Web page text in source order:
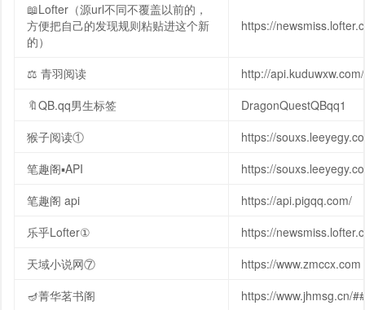
📖Lofter（源url不同不覆盖以前的，
方便把自己的发现规则粘贴进这个新
的）
https://
⚖️ 青羽阅读
http://
🔖QB.qq男生标签
DragonQuestQBqq1
猴子阅读①
https://
笔趣阁▪︎API
https://
笔趣阁 api
https://api.pigqq.com/
乐乎Lofter①
https://
天域小说网⑦
https://www.zmccx.com
🪔️菁华茗书阁
https://www.jhmsg.cn/